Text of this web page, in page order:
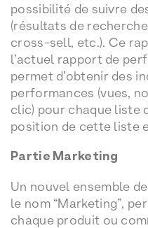
possibilité de suivre
(résultats de
cross-sell, etc.). Ce
l’actuel rapport de
permet d’obtenir des
performances (vues,
clic) pour chaque liste
position de cette liste
Partie Marketing
Un nouvel ensemble
le nom “Marketing”,
chaque produit ou